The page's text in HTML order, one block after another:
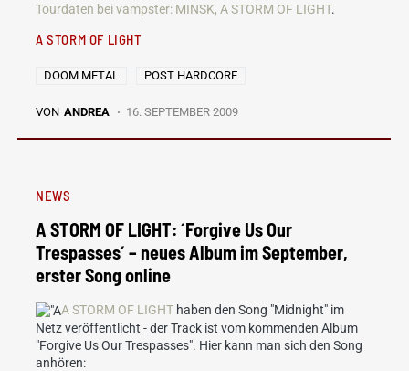
Tourdaten bei vampster: MINSK, A STORM OF LIGHT.
A STORM OF LIGHT
DOOM METAL POST HARDCORE
VON ANDREA 16. SEPTEMBER 2009
NEWS
A STORM OF LIGHT: ´Forgive Us Our
Trespasses´ – neues Album im September,
erster Song online
A STORM OF LIGHT haben den Song "Midnight" im
Netz veröffentlicht - der Track ist vom kommenden Album
"Forgive Us Our Trespasses". Hier kann man sich den Song
anhören: